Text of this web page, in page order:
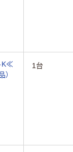
K≪
1台